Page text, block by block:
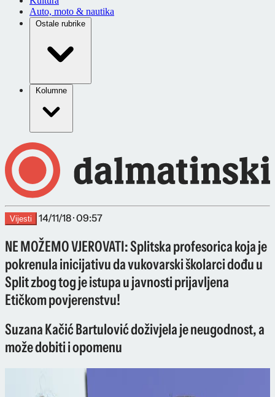
Auto, moto & nautika
Ostale rubrike
Kolumne
Vijesti 14/11/18 · 09:57
NE MOŽEMO VJEROVATI: Splitska profesorica koja je
pokrenula inicijativu da vukovarski školarci dođu u
Split zbog tog je istupa u javnosti prijavljena
Etičkom povjerenstvu!
Suzana Kačić Bartulović doživjela je neugodnost, a
može dobiti i opomenu